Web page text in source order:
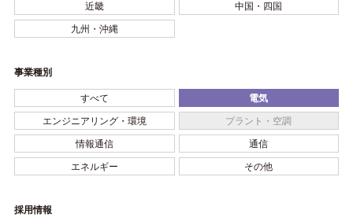
近畿 中国・四国
九州・沖縄
事業種別
すべて 電気
エンジニアリング・環境 プラント・空調
情報通信 通信
エネルギー その他
採用情報